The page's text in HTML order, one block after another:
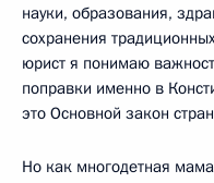
науки, образования,
сохранения
юрист я понимаю
поправки именно в
это Основной закон
Но как многодетная